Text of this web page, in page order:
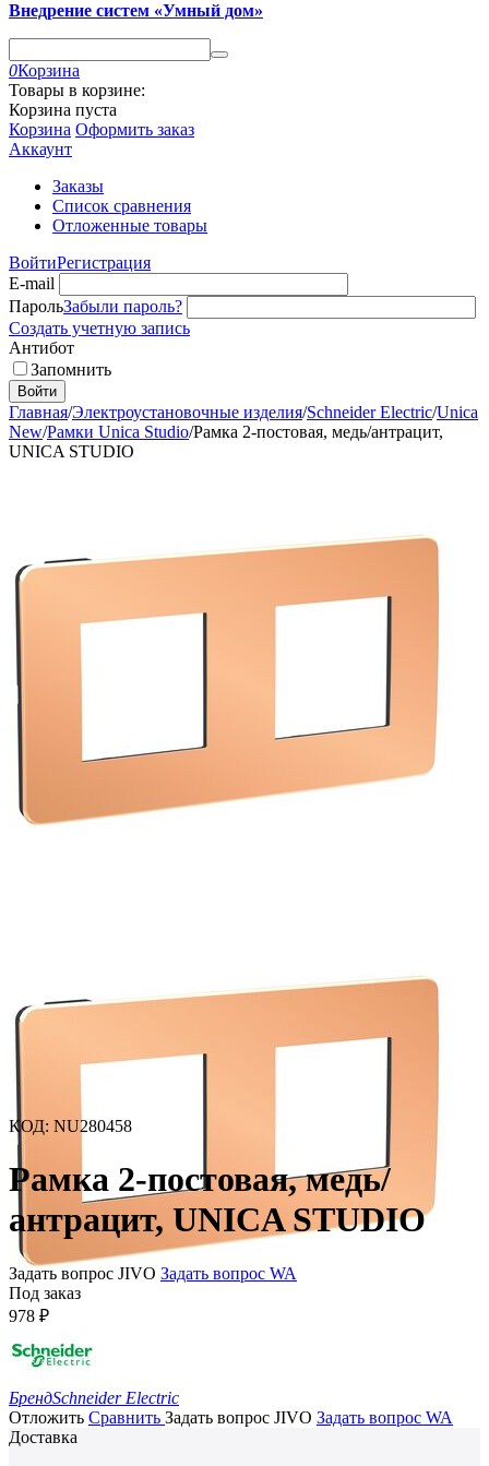
Внедрение систем «Умный дом»
0Корзина
Товары в корзине:
Корзина пуста
Корзина Оформить заказ
Аккаунт
Заказы
Список сравнения
Отложенные товары
ВойтиРегистрация
E-mail
ПарольЗабыли пароль?
Создать учетную запись
Антибот
Запомнить
Войти
Главная/Электроустановочные изделия/Schneider Electric/Unica
New/Рамки Unica Studio/Рамка 2-постовая, медь/антрацит,
UNICA STUDIO
КОД: NU280458
Рамка 2-постовая, медь/
антрацит, UNICA STUDIO
Задать вопрос JIVO Задать вопрос WA
Под заказ
978 ₽
БрендSchneider Electric
Отложить Сравнить Задать вопрос JIVO Задать вопрос WA
Доставка